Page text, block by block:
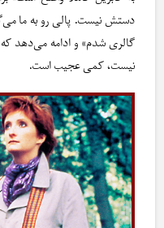
دستش نیست. پالی رو به ما
گالری شدم» و ادامه می‌دهد
نیست، کمی عجیب است.